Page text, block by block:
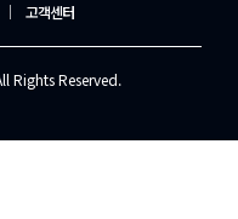
│ 고객센터
Rights Reserved.